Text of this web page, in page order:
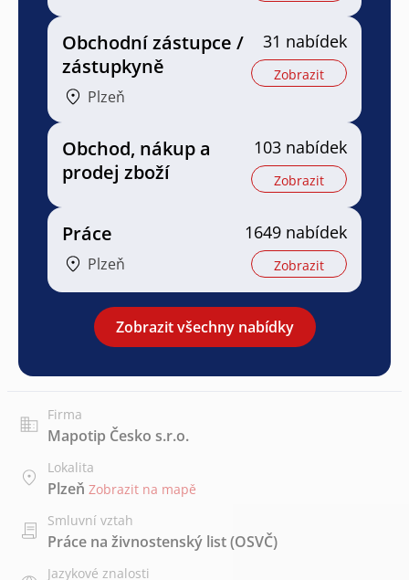
Obchodní zástupce /
zástupkyně
Plzeň
31 nabídek
Zobrazit
Obchod, nákup a
prodej zboží
103 nabídek
Zobrazit
Práce
Plzeň
1649 nabídek
Zobrazit
Zobrazit všechny nabídky
Firma
Mapotip Česko s.r.o.
Lokalita
Plzeň Zobrazit na mapě
Smluvní vztah
Práce na živnostenský list (OSVČ)
Jazykové znalosti